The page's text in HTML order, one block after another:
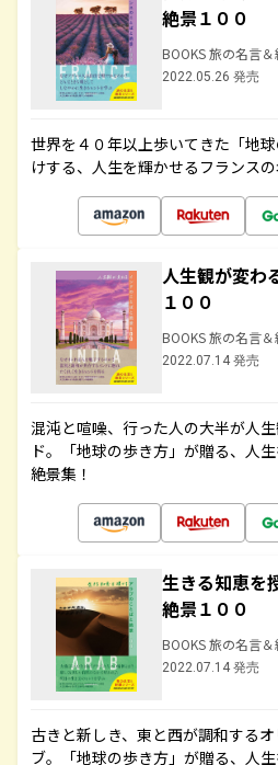
絶景１００
BOOKS 旅の名言＆
2022.05.26 発売
世界を４０年以上歩いてきた「地
けする、人生を輝かせるフランス
人生観が変わ
１００
BOOKS 旅の名言＆
2022.07.14 発売
混沌と喧噪、行った人の大半が人
ド。「地球の歩き方」が贈る、人
絶景集！
生きる知恵を
絶景１００
BOOKS 旅の名言＆
2022.07.14 発売
古きと新しき、東と西が調和する
ブ。「地球の歩き方」が贈る、人